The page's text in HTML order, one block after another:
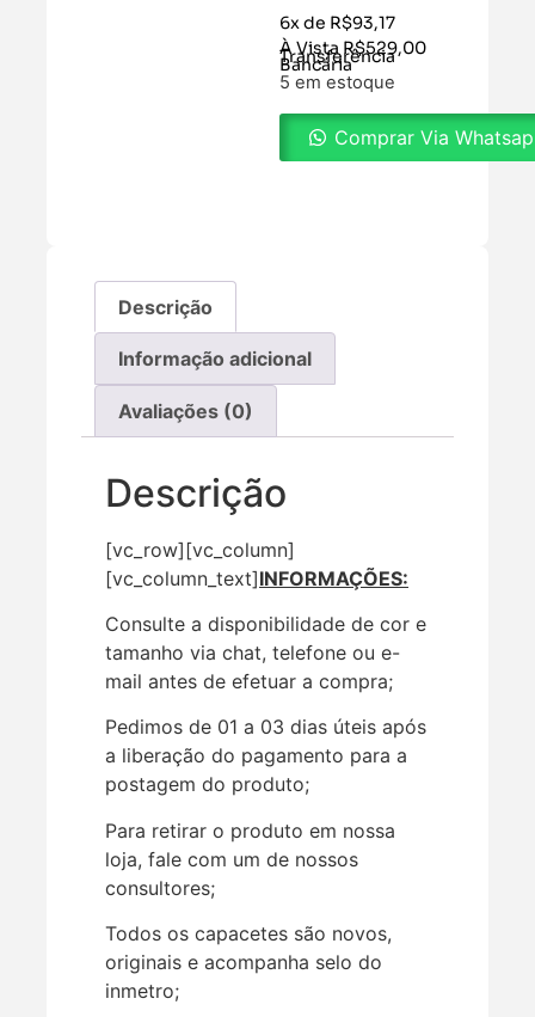
6x de R$93,17
À Vista R$529,00
Transferência
Bancária
5 em estoque
Comprar Via
Descrição
Informação adicional
Avaliações (0)
Descrição
[vc_row][vc_column]
[vc_column_text]INFORMAÇÕES:
Consulte a disponibilidade de cor e
tamanho via chat, telefone ou e-
mail antes de efetuar a compra;
Pedimos de 01 a 03 dias úteis após
a liberação do pagamento para a
postagem do produto;
Para retirar o produto em nossa
loja, fale com um de nossos
consultores;
Todos os capacetes são novos,
originais e acompanha selo do
inmetro;